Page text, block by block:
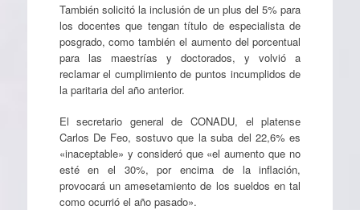
También solicitó la inclusión de un plus del 5% para
los docentes que tengan título de especialista de
posgrado, como también el aumento del porcentual
para las maestrías y doctorados, y volvió a
reclamar el cumplimiento de puntos incumplidos de
la paritaria del año anterior.
El secretario general de CONADU, el platense
Carlos De Feo, sostuvo que la suba del 22,6% es
«inaceptable» y consideró que «el aumento que no
esté en el 30%, por encima de la inflación,
provocará un amesetamiento de los sueldos en tal
como ocurrió el año pasado».